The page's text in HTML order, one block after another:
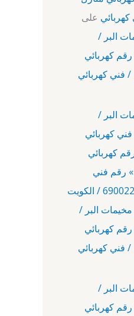
على
البر /
/ رقم كهربائي
فني كهربائي
البر /
/ فني كهربائي
كهربائي
» رقم فني
مخيمات البر /
/ رقم كهربائي
فني كهربائي
البر /
/ رقم كهربائي